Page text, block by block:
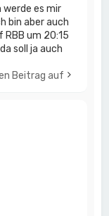
werde es mir
bin aber auch
RBB um 20:15
soll ja auch
Beitrag auf